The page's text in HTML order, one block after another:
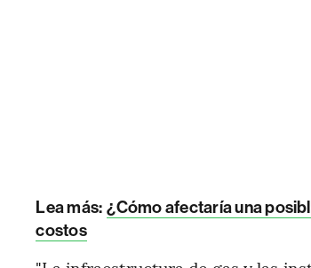
Lea más: ¿Cómo afectaría una
costos